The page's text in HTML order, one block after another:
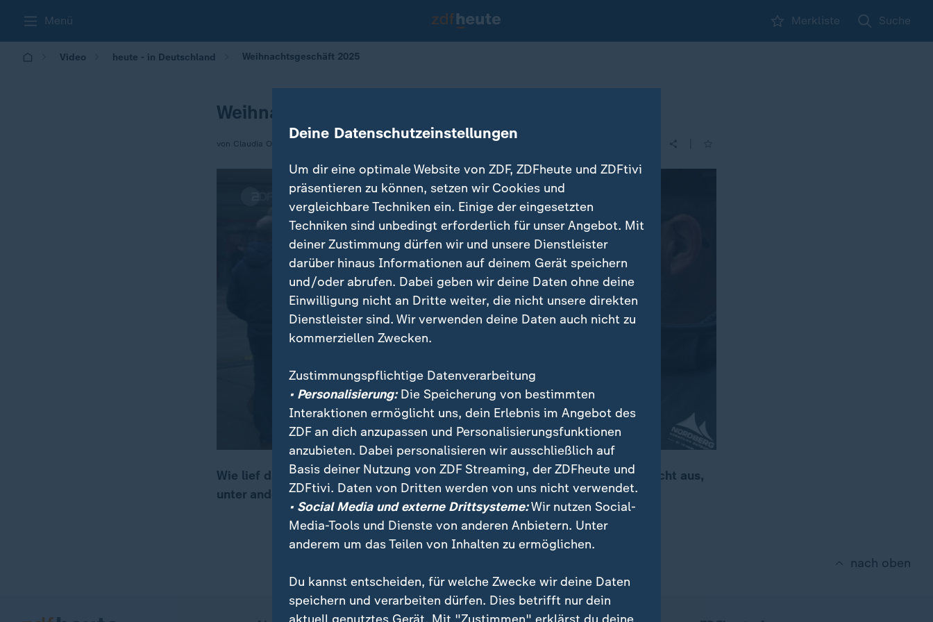
Menü Merkliste Suche
Video heute - in Deutschland Weihnachtsgeschäft 2025
Weihnachtsgeschäft 2025
von Claudia Oberst
00:17
Wie lief das Weihnachtsgeschäft für den Einzelhandel? Die Bilanz fällt gemischt aus,
unter anderem wegen der Online-Konkurrenz aus China.
nach oben
Deine Datenschutzeinstellungen
Um dir eine optimale Website von ZDF, ZDFheute und ZDFtivi
präsentieren zu können, setzen wir Cookies und
vergleichbare Techniken ein. Einige der eingesetzten
Techniken sind unbedingt erforderlich für unser Angebot. Mit
deiner Zustimmung dürfen wir und unsere Dienstleister
darüber hinaus Informationen auf deinem Gerät speichern
und/oder abrufen. Dabei geben wir deine Daten ohne deine
Einwilligung nicht an Dritte weiter, die nicht unsere direkten
Dienstleister sind. Wir verwenden deine Daten auch nicht zu
kommerziellen Zwecken.
Zustimmungspflichtige Datenverarbeitung
• Personalisierung:Die Speicherung von bestimmten
Interaktionen ermöglicht uns, dein Erlebnis im Angebot des
ZDF an dich anzupassen und Personalisierungsfunktionen
anzubieten. Dabei personalisieren wir ausschließlich auf
Basis deiner Nutzung von ZDF Streaming, der ZDFheute und
ZDFtivi. Daten von Dritten werden von uns nicht verwendet.
• Social Media und externe Drittsysteme:Wir nutzen Social-
Media-Tools und Dienste von anderen Anbietern. Unter
anderem um das Teilen von Inhalten zu ermöglichen.
Du kannst entscheiden, für welche Zwecke wir deine Daten
speichern und verarbeiten dürfen. Dies betrifft nur dein